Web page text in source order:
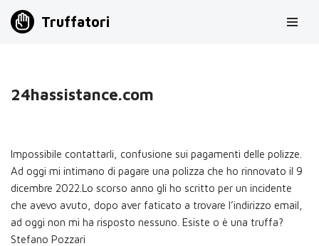
Truffatori
24hassistance.com
Impossibile contattarli, confusione sui pagamenti delle polizze.
Ad oggi mi intimano di pagare una polizza che ho rinnovato il 9
dicembre 2022.Lo scorso anno gli ho scritto per un incidente
che avevo avuto, dopo aver faticato a trovare l’indirizzo email,
ad oggi non mi ha risposto nessuno. Esiste o è una truffa?
Stefano Pozzari